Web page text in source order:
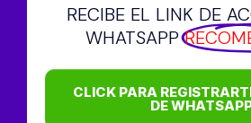
RECIBE EL LINK DE
WHATSAPP
CLICK PARA
DE